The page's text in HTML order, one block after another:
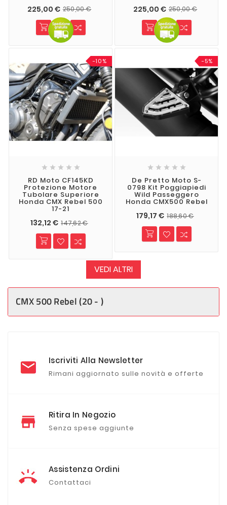
225,00 € 250,00 € 225,00 € 250,00 €
-10%
    
RD Moto CF145KD
Protezione Motore
Tubolare Superiore
Honda CMX Rebel 500
17-21
132,12 € 147,62 €
-5%
    
De Pretto Moto S-
0798 Kit Poggiapiedi
Wild Passeggero
Honda CMX500 Rebel
179,17 € 188,60 €
VEDI ALTRI
CMX 500 Rebel (20 - )
Iscriviti Alla Newsletter
Rimani aggiornato sulle novità e offerte
Ritira In Negozio
Senza spese aggiunte
Assistenza Ordini
Contattaci